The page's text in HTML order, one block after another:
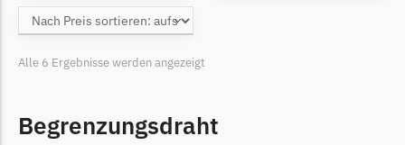
Grouw
Grouw Messer
Güde
Alle 6 Ergebnisse werden angezeigt
Begrenzungsdraht